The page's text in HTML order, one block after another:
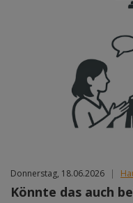
Donnerstag, 18.06.2026 |
Könnte das auch